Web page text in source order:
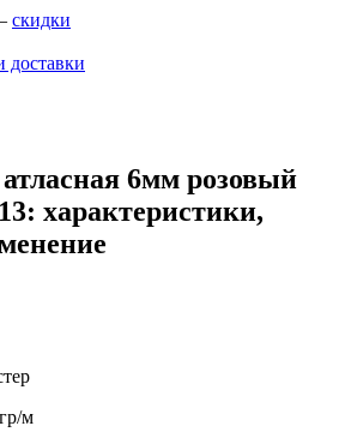
скидки
доставки
6мм розовый
характеристики,
м